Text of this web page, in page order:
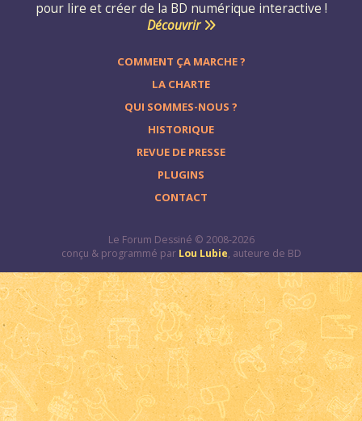
pour lire et créer de la BD numérique interactive !
Découvrir
COMMENT ÇA MARCHE ?
LA CHARTE
QUI SOMMES-NOUS ?
HISTORIQUE
REVUE DE PRESSE
PLUGINS
CONTACT
Le Forum Dessiné © 2008-2026
conçu & programmé par Lou Lubie, auteure de BD